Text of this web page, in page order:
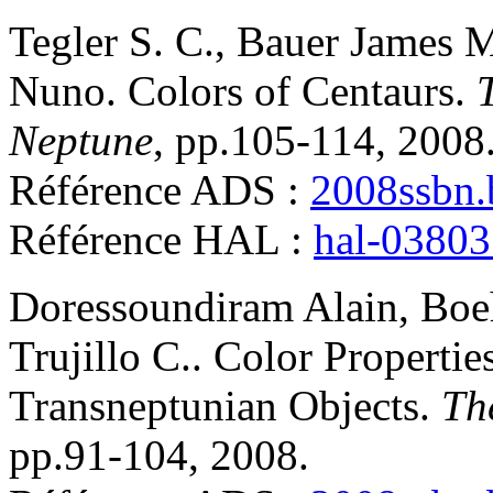
Tegler S. C., Bauer James
Nuno. Colors of Centaurs.
Neptune, pp.105-114, 2008
Référence ADS :
Référence HAL : hal-
Doressoundiram Alain,
Trujillo C.. Color
Transneptunian Objects.
pp.91-104, 2008.